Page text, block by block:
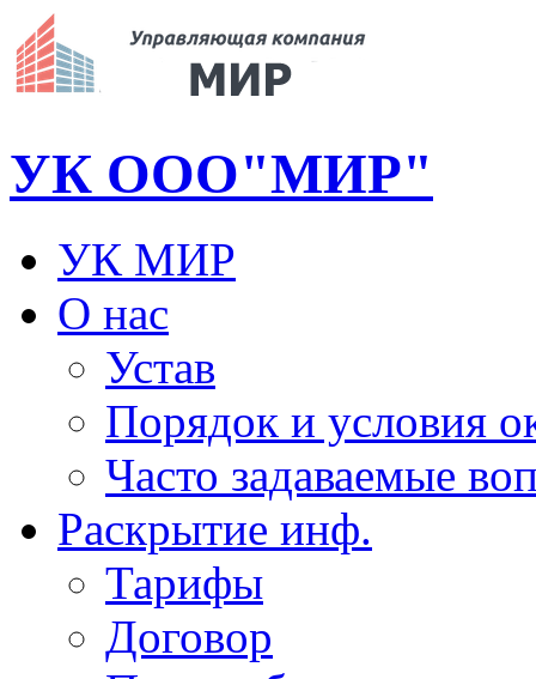
УК ООО"МИР"
УК МИР
О нас
Устав
Порядок и условия
Часто задаваемые
Раскрытие инф.
Тарифы
Договор